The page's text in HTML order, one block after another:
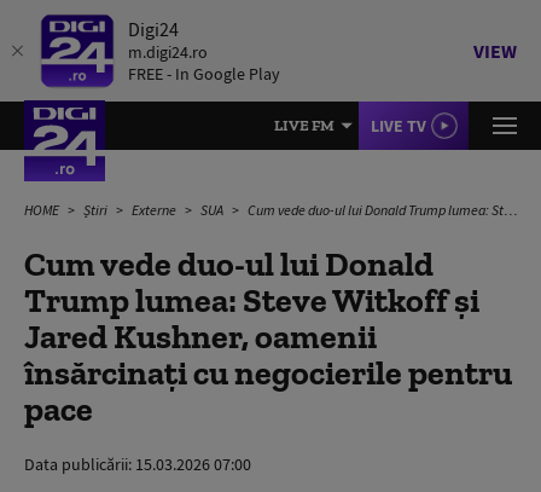
Digi24
m.digi24.ro
FREE - In Google Play
VIEW
LIVE FM LIVE TV
HOME Știri Externe SUA Cum vede duo-ul lui Donald Trump lumea: Steve Witkoff și Jared Kushner, oamenii însărcinați cu negocierile pentru pace
Cum vede duo-ul lui Donald
Trump lumea: Steve Witkoff și
Jared Kushner, oamenii
însărcinați cu negocierile pentru
pace
Data publicării: 15.03.2026 07:00